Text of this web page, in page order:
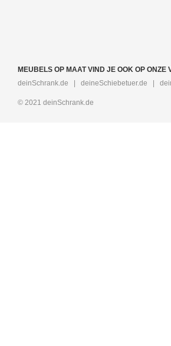
MEUBELS OP MAAT VIND JE OOK OP ONZE
deinSchrank.de | deineSchiebetuer.de |
© 2021 deinSchrank.de